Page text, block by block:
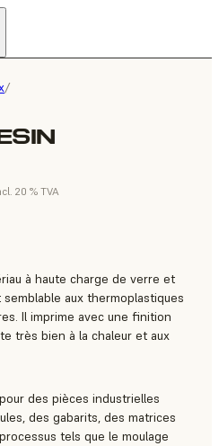
/
20 % TVA
à haute charge de verre et
aux thermoplastiques
Il imprime avec une finition
très bien à la chaleur et aux
des pièces industrielles
des gabarits, des matrices
tels que le moulage